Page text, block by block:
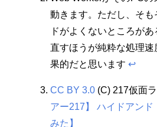
動きます。ただし、そ
ドがよくないところが
直すほうが純粋な処理
果的だと思います ↩︎
CC BY 3.0(C) 217仮面
アー217】 ハイドアンド
みた】